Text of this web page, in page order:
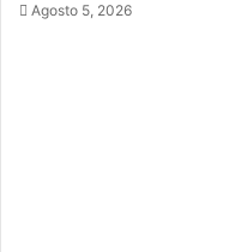
Agosto 5, 2026